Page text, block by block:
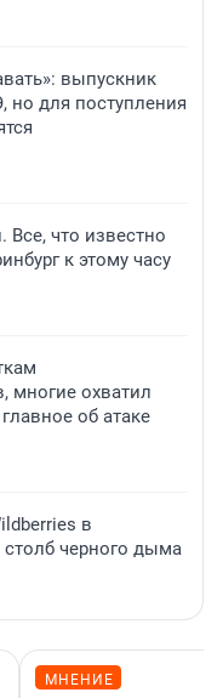
выпускник
но для поступления
Все, что известно
к этому часу
многие охватил
об атаке
в
столб черного дыма
МНЕНИЕ